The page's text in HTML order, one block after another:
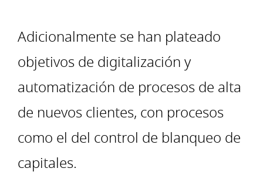
Adicionalmente se han plateado
objetivos de digitalización y
automatización de procesos de alta
de nuevos clientes, con procesos
como el del control de blanqueo de
capitales.